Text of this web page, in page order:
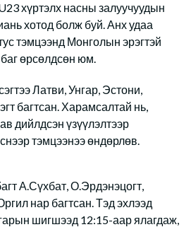
хүртэлх насны залуучуудын
хотод болж буй. Анх удаа
тэмцээнд Монголын эрэгтэй
өрсөлдсөн юм.
Латви, Унгар, Эстони,
багтсан. Харамсалтай нь,
дийлдсэн үзүүлэлтээр
тэмцээнээ өндөрлөв.
А.Сүхбат, О.Эрдэнэцогт,
нар багтсан. Тэд эхлээд
шигшээд 12:15-аар ялагдаж,